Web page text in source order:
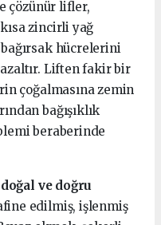
çözünür lifler,
zincirli yağ
hücrelerini
Liften fakir bir
çoğalmasına zemin
bağışıklık
beraberinde
doğal ve doğru
edilmiş, işlenmiş